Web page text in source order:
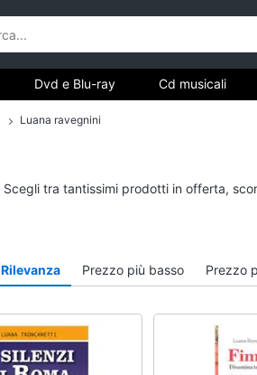
e dvd
Design e
DVD Film
Vedi tutti
Dvd e Blu-ray Cd musicali
Luana ravegnini
Scegli tra tantissimi prodotti in offerta,
Rilevanza Prezzo più basso Prezzo